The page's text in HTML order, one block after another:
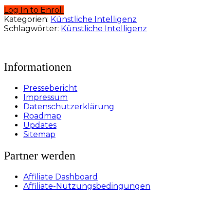
Log In to Enroll
Kategorien: Künstliche Intelligenz
Schlagwörter: Künstliche Intelligenz
Informationen
Pressebericht
Impressum
Datenschutzerklärung
Roadmap
Updates
Sitemap
Partner werden
Affiliate Dashboard
Affiliate-Nutzungsbedingungen